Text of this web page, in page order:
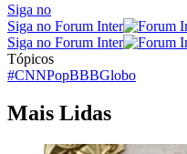
Siga no
Siga no Forum Inter
Siga no Forum Inter
Tópicos
#CNNPopBBBGlobo
Mais Lidas